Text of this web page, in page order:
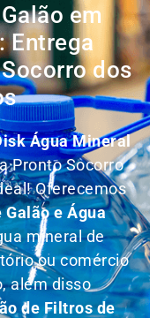
em
Entrega
dos
Água Mineral
Pronto Socorro
Oferecemos
Galão e Água
mineral de
ou comércio
além disso
de Filtros de